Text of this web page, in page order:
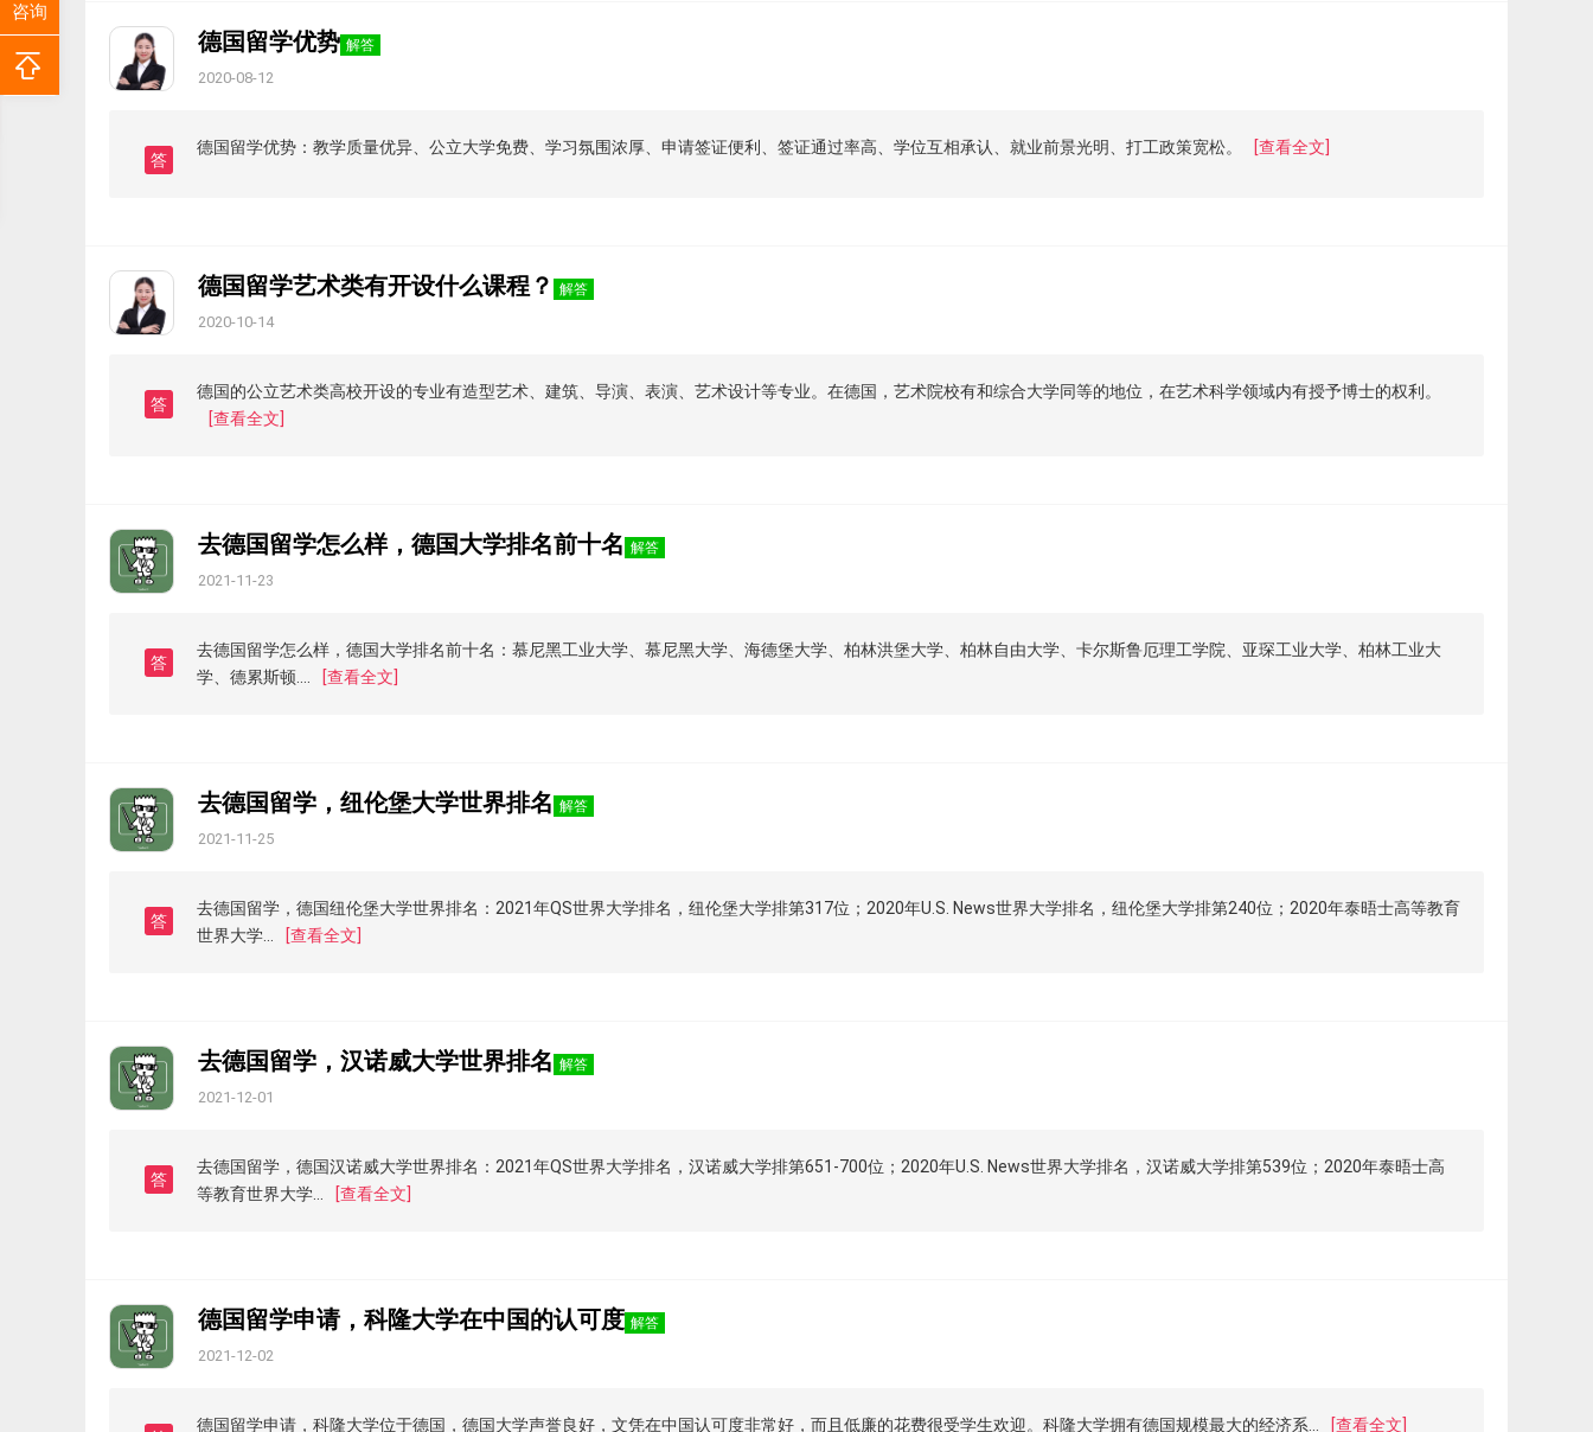
德国留学优势 解答
2020-08-12
答
德国留学优势：教学质量优异、公立大学免费、学习氛围浓厚、申请签证便利、签证通过率高、学位互相承认、就业前景光明、打工政策宽松。 [查看全文]
德国留学艺术类有开设什么课程？ 解答
2020-10-14
答
德国的公立艺术类高校开设的专业有造型艺术、建筑、导演、表演、艺术设计等专业。在德国，艺术院校有和综合大学同等的地位，在艺术科学领域内有授予博士的权利。
[查看全文]
去德国留学怎么样，德国大学排名前十名 解答
2021-11-23
答
去德国留学怎么样，德国大学排名前十名：慕尼黑工业大学、慕尼黑大学、海德堡大学、柏林洪堡大学、柏林自由大学、卡尔斯鲁厄理工学院、亚琛工业大学、柏林工业大
学、德累斯顿....
[查看全文]
去德国留学，纽伦堡大学世界排名 解答
2021-11-25
答
去德国留学，德国纽伦堡大学世界排名：2021年QS世界大学排名，纽伦堡大学排第317位；2020年U.S. News世界大学排名，纽伦堡大学排第240位；2020年泰晤士高等教育
世界大学...
[查看全文]
去德国留学，汉诺威大学世界排名 解答
2021-12-01
答
去德国留学，德国汉诺威大学世界排名：2021年QS世界大学排名，汉诺威大学排第651-700位；2020年U.S. News世界大学排名，汉诺威大学排第539位；2020年泰晤士高
等教育世界大学...
[查看全文]
德国留学申请，科隆大学在中国的认可度 解答
2021-12-02
德国留学申请，科隆大学位于德国，德国大学声誉良好，文凭在中国认可度非常好，而且低廉的花费很受学生欢迎。科隆大学拥有德国规模最大的经济系... [查看全文]
咨询